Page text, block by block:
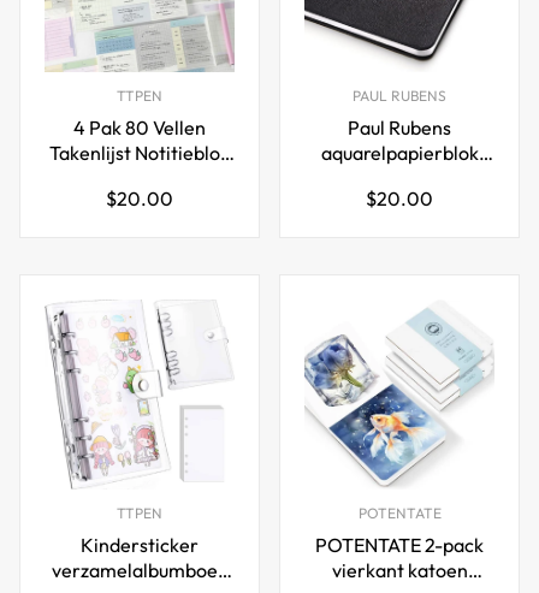
TTPEN
4 Pak 80 Vellen
Takenlijst Notitieblok
te Scheuren Checklist
Normale
$20.00
PAUL RUBENS
Paul Rubens
aquarelpapierblok
vellen
Normale
$20.00
TTPEN
Kindersticker
verzamelalbumboek
POTENTATE
POTENTATE 2-pack
vierkant katoen